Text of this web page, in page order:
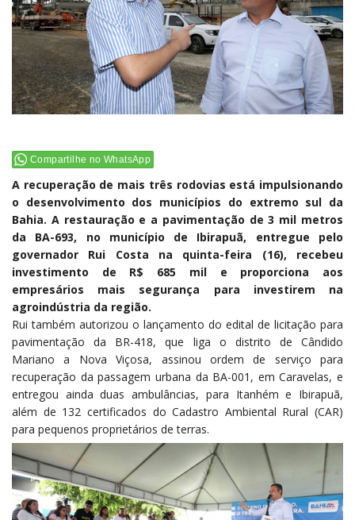
Compartilhe no WhatsApp
A recuperação de mais três rodovias está impulsionando
o desenvolvimento dos municípios do extremo sul da
Bahia. A restauração e a pavimentação de 3 mil metros
da BA-693, no município de Ibirapuã, entregue pelo
governador Rui Costa na quinta-feira (16), recebeu
investimento de R$ 685 mil e proporciona aos
empresários mais segurança para investirem na
agroindústria da região.
Rui também autorizou o lançamento do edital de licitação para
pavimentação da BR-418, que liga o distrito de Cândido
Mariano a Nova Viçosa, assinou ordem de serviço para
recuperação da passagem urbana da BA-001, em Caravelas, e
entregou ainda duas ambulâncias, para Itanhém e Ibirapuã,
além de 132 certificados do Cadastro Ambiental Rural (CAR)
para pequenos proprietários de terras.